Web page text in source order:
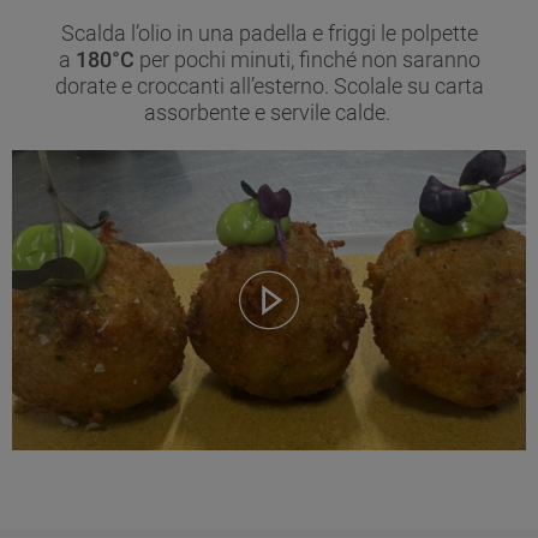
Scalda l’olio in una padella e friggi le polpette
a 180°C per pochi minuti, finché non saranno
dorate e croccanti all’esterno. Scolale su carta
assorbente e servile calde.
esempio Google LLC -
informazioni sulla
https://
migliorare l'efficacia
(iv) per personalizzare il
sito basato sull'utilizzo
dell'utente, migliorare le
offrire funzionalità
funzionali). Per maggiori
la Società utilizza i
tue preferenze, consulta
Per maggiori